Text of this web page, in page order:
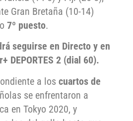
Gran Bretaña (10-14)
7º puesto.
seguirse en Directo y en
DEPORTES 2 (dial 60).
a los cuartos de
se enfrentaron a
en Tokyo 2020, y